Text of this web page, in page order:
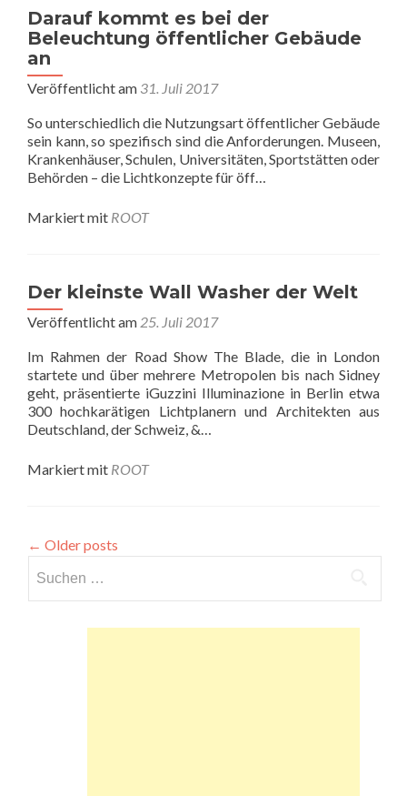
Darauf kommt es bei der
Beleuchtung öffentlicher Gebäude
an
Veröffentlicht am 31. Juli 2017
So unterschiedlich die Nutzungsart öffentlicher Gebäude
sein kann, so spezifisch sind die Anforderungen. Museen,
Krankenhäuser, Schulen, Universitäten, Sportstätten oder
Behörden – die Lichtkonzepte für öff…
Markiert mit ROOT
Der kleinste Wall Washer der Welt
Veröffentlicht am 25. Juli 2017
Im Rahmen der Road Show The Blade, die in London
startete und über mehrere Metropolen bis nach Sidney
geht, präsentierte iGuzzini Illuminazione in Berlin etwa
300 hochkarätigen Lichtplanern und Architekten aus
Deutschland, der Schweiz, &…
Markiert mit ROOT
← Older posts
nach: